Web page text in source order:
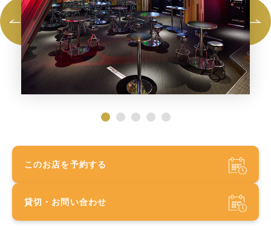
このお店を予約する
貸切・お問い合わせ